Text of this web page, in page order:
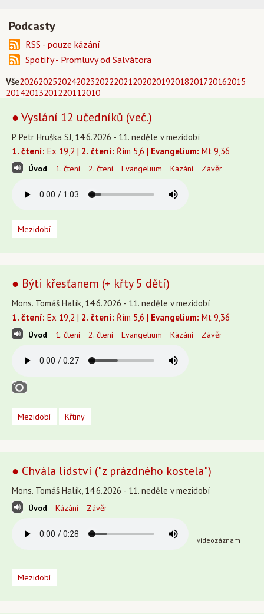
Vše202620252024202320222021202020192018201720162015
20142013201220112010
● Vyslání 12 učedníků (več.)
P. Petr Hruška SJ, 14.6.2026 - 11. neděle v mezidobí
1. čtení: Ex 19,2 | 2. čtení: Řím 5,6 | Evangelium: Mt 9,36
Úvod 1. čtení 2. čtení Evangelium Kázání Závěr
Mezidobí
● Býti křesťanem (+ křty 5 dětí)
Mons. Tomáš Halík, 14.6.2026 - 11. neděle v mezidobí
1. čtení: Ex 19,2 | 2. čtení: Řím 5,6 | Evangelium: Mt 9,36
Úvod 1. čtení 2. čtení Evangelium Kázání Závěr
Mezidobí Křtiny
● Chvála lidství ("z prázdného kostela")
Mons. Tomáš Halík, 14.6.2026 - 11. neděle v mezidobí
Úvod Kázání Závěr
videozáznam
Mezidobí
Podcasty
RSS - pouze kázání
Spotify - Promluvy od Salvátora